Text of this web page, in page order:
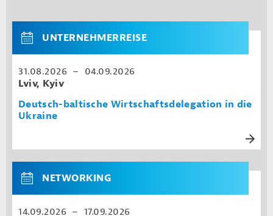
UNTERNEHMERREISE
31.08.2026 – 04.09.2026
Lviv, Kyiv
Deutsch-baltische Wirtschaftsdelegation in die
Ukraine
NETWORKING
14.09.2026 – 17.09.2026